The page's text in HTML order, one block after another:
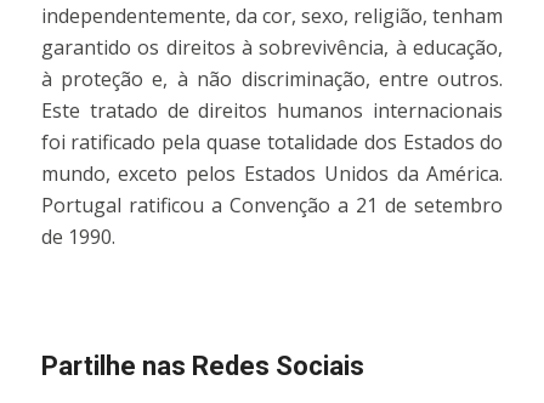
independentemente, da cor, sexo, religião, tenham
garantido os direitos à sobrevivência, à educação,
à proteção e, à não discriminação, entre outros.
Este tratado de direitos humanos internacionais
foi ratificado pela quase totalidade dos Estados do
mundo, exceto pelos Estados Unidos da América.
Portugal ratificou a Convenção a 21 de setembro
de 1990.
Partilhe nas Redes Sociais